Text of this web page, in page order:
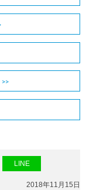
LINE
2018年11月15日